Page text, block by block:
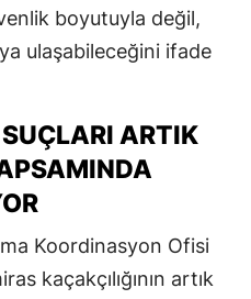
boyutuyla değil,
ulaşabileceğini ifade
ARTIK
Koordinasyon Ofisi
kaçakçılığının artık